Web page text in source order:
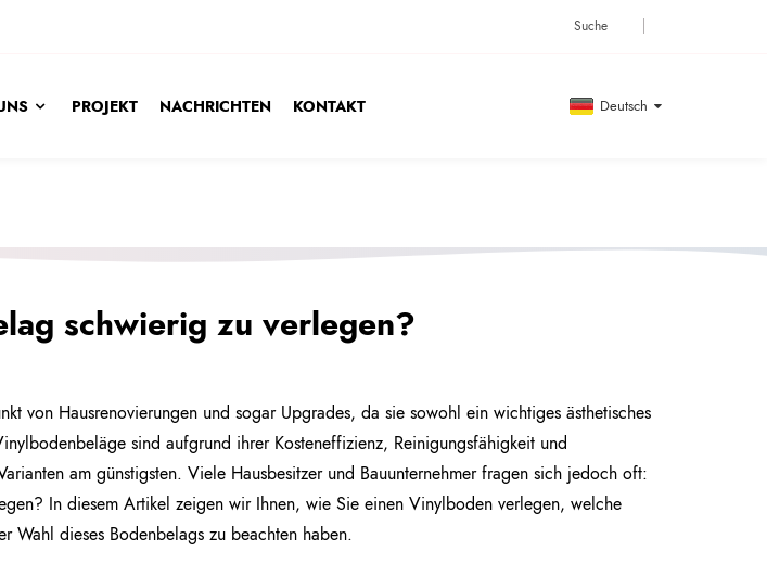
PROJEKT NACHRICHTEN KONTAKT Deutsch
schwierig zu verlegen?
von Hausrenovierungen und sogar Upgrades, da sie sowohl ein wichtiges ästhetisches
sind aufgrund ihrer Kosteneffizienz, Reinigungsfähigkeit und
am günstigsten. Viele Hausbesitzer und Bauunternehmer fragen sich jedoch oft:
In diesem Artikel zeigen wir Ihnen, wie Sie einen Vinylboden verlegen, welche
Wahl dieses Bodenbelags zu beachten haben.